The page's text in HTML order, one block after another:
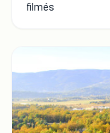
filmés